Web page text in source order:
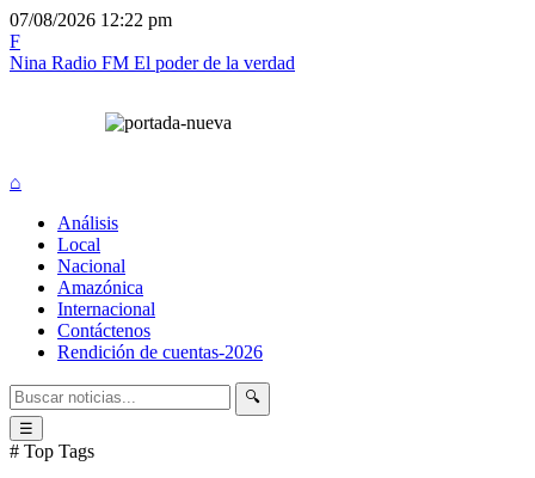
07/08/2026 12:22 pm
F
Nina Radio FM El poder de la verdad
⌂
Análisis
Local
Nacional
Amazónica
Internacional
Contáctenos
Rendición de cuentas-2026
🔍
☰
# Top Tags